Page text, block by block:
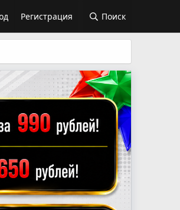
Регистрация Поиск